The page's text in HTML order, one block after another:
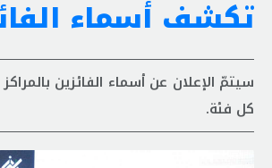
تكشف أسماء
سيتمّ الإعلان عن أسماء الفائزين
كل فئة.